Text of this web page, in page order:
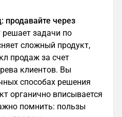
продавайте через
задачи по
сложный продукт,
продаж за счет
клиентов. Вы
способах решения
органично вписывается
помнить: пользы